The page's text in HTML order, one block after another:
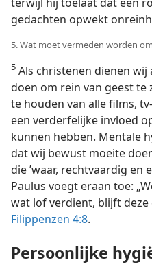
gedachten opwekt
5. Wat moet vermeden worden
5 Als christenen dienen
doen om rein van geest
te houden van alle films,
een verderfelijke invloed
kunnen hebben. Mentale
dat wij bewust moeite
die ’waar, rechtvaardig en
Paulus voegt eraan toe:
wat lof verdient, blijft
Filippenzen 4:8.
Persoonlijke